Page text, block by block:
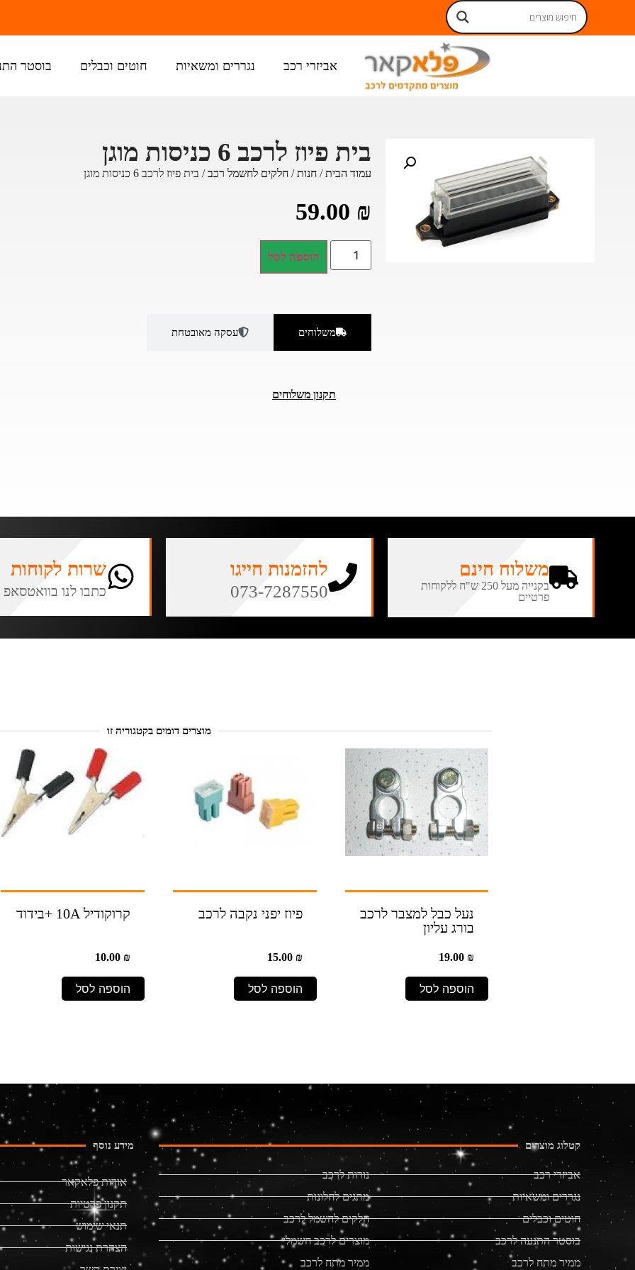
ניתנים לאיסוף עצמי בחנות בתיאום מראש
אביזרי רכב נגררים ומשאיות חוטים וכבלים בוסטר
בית פיוז לרכב 6 כניסות מוגן
עמוד הבית/חנות/חלקים לחשמל רכב/ בית פיוז לרכב 6 כניסות מוגן
59.00 ₪
הוספה לסל
משלוחים עסקה מאובטחת
תקנון משלוחים
משלוח חינם
בקנייה מעל 250 ש"ח ללקוחות
פרטיים
להזמנות חייגו
073-7287550
שרות לקוחות
כתבו לנו בוואטסאפ
מוצרים דומים בקטגוריה זו
נעל כבל למצבר לרכב
בורג עליון
19.00 ₪
הוספה לסל
פיוז יפני נקבה לרכב
15.00 ₪
הוספה לסל
קרוקודיל 10A +בידוד
10.00 ₪
הוספה לסל
קטלוג מוצרים
אביזרי רכב
נגררים ומשאיות
חוטים וכבלים
בוסטר התנעה לרכב
ממיר מתח לרכב
נורות לרכב
מתגים לחלונות
חלקים לחשמל לרכב
מוצרים לרכב חשמלי
ממיר מתח לרכב
מידע נוסף
אודות פלאקאר
תקנון פרטיות
תנאי שימוש
הצהרת נגישות